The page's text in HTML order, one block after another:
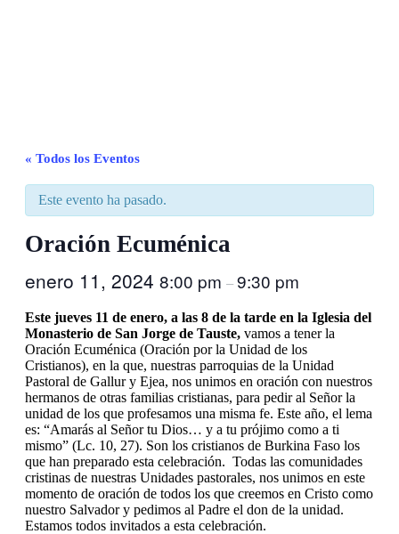
« Todos los Eventos
Este evento ha pasado.
Oración Ecuménica
enero 11, 2024 8:00 pm –9:30 pm
Este jueves 11 de enero, a las 8 de la tarde en la Iglesia del
Monasterio de San Jorge de Tauste, vamos a tener la
Oración Ecuménica (Oración por la Unidad de los
Cristianos), en la que, nuestras parroquias de la Unidad
Pastoral de Gallur y Ejea, nos unimos en oración con nuestros
hermanos de otras familias cristianas, para pedir al Señor la
unidad de los que profesamos una misma fe. Este año, el lema
es: “Amarás al Señor tu Dios… y a tu prójimo como a ti
mismo” (Lc. 10, 27). Son los cristianos de Burkina Faso los
que han preparado esta celebración. Todas las comunidades
cristinas de nuestras Unidades pastorales, nos unimos en este
momento de oración de todos los que creemos en Cristo como
nuestro Salvador y pedimos al Padre el don de la unidad.
Estamos todos invitados a esta celebración.